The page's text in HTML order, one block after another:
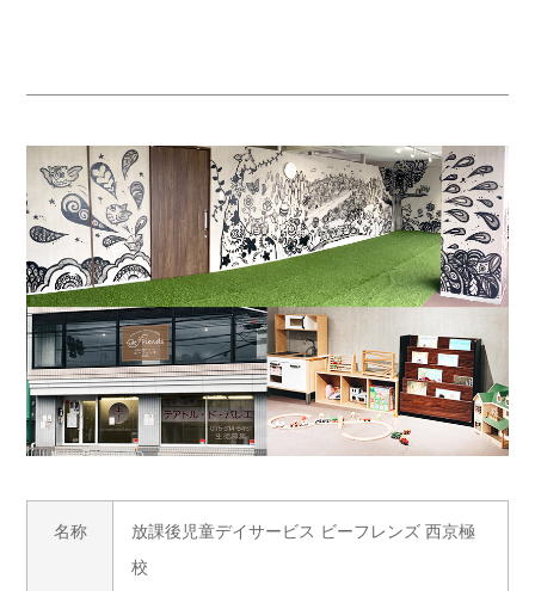
名称
放課後児童デイサービス ビーフレンズ 西京極
校